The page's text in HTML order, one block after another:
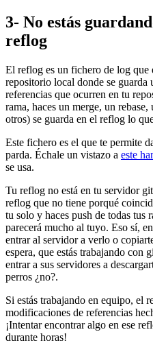
3- No estás
reflog
El reflog es un fichero de log que
repositorio local donde se guarda
referencias que ocurren en tu
rama, haces un merge, un
otros) se guarda en el reflog lo
Este fichero es el que te permite
parda. Échale un vistazo a este
se usa.
Tu reflog no está en tu servidor
reflog que no tiene porqué
tu solo y haces push de todas tus
parecerá mucho al tuyo. Eso sí,
entrar al servidor a verlo o
espera, que estás trabajando con
entrar a sus servidores a
perros ¿no?.
Si estás trabajando en equipo, el
modificaciones de referencias
¡Intentar encontrar algo en ese
durante horas!